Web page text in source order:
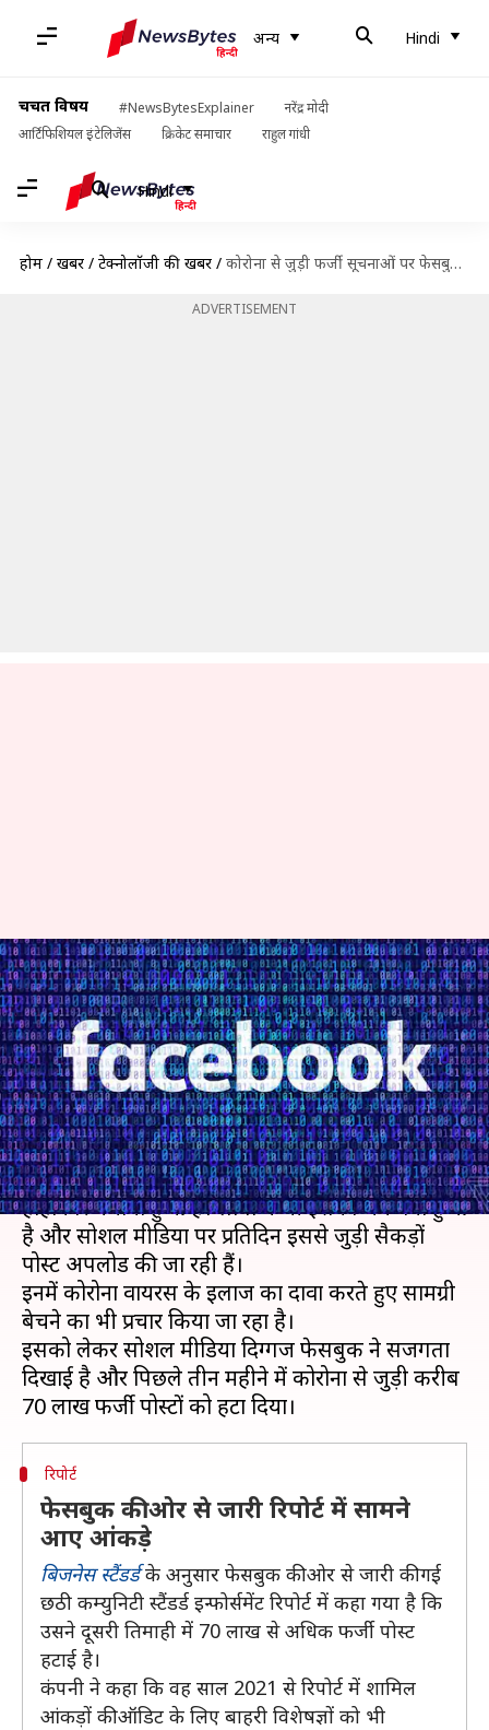
अन्य Hindi
चर्चित विषय #NewsBytesExplainer
नरेंद्र मोदी
आर्टिफिशियल इंटेलिजेंस
क्रिकेट समाचार राहुल गांधी
Hindi
होम / खबरें / टेक्नोलॉजी की खबरें / कोरोना से जुड़ी फर्जी सूचनाओं पर फेसबुक की कार्रवाई, तीन महीने में हटाई 70 लाख पोस्ट
ADVERTISEMENT
कोरोना से जुड़ी फर्जी सूचनाओं पर
फेसबुक की कार्रवाई, तीन महीने में
हटाई 70 लाख पोस्ट
लेखन भारत शर्मा Aug 13, 2020 07:30 am
क्या है खबर?
कोरोना वायरस महामारी ने इस समय पूरी दुनिया में
हाहाकार मचाया हुआ है। लोगों में भी इसका भय बना हुआ
है और सोशल मीडिया पर प्रतिदिन इससे जुड़ी सैकड़ों
पोस्ट अपलोड की जा रही हैं।
इनमें कोरोना वायरस के इलाज का दावा करते हुए सामग्री
बेचने का भी प्रचार किया जा रहा है।
इसको लेकर सोशल मीडिया दिग्गज फेसबुक ने सजगता
दिखाई है और पिछले तीन महीने में कोरोना से जुड़ी करीब
रिपोर्ट
फेसबुक की ओर से जारी रिपोर्ट में सामने
आए आंकड़े
बिजनेस स्टैंडर्डके अनुसार फेसबुक की ओर से जारी की गई
छठी कम्युनिटी स्टैंडर्ड इन्फोर्समेंट रिपोर्ट में कहा गया है कि
उसने दूसरी तिमाही में 70 लाख से अधिक फर्जी पोस्ट
हटाई है।
कंपनी ने कहा कि वह साल 2021 से रिपोर्ट में शामिल
आंकड़ों की ऑडिट के लिए बाहरी विशेषज्ञों को भी